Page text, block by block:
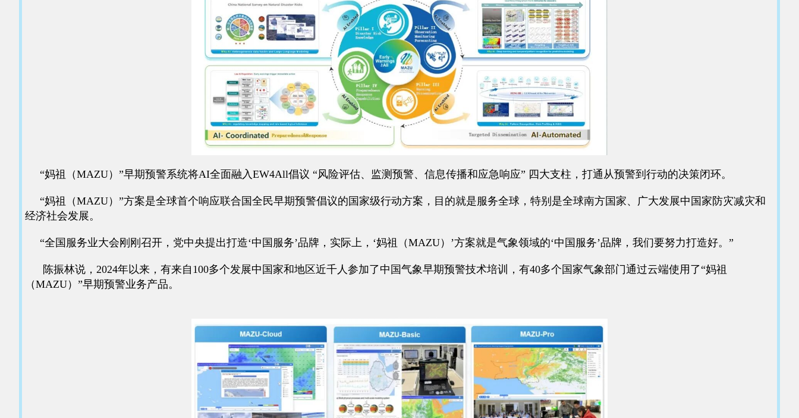
“妈祖（MAZU）”早期预警系统将AI全面融入EW4All倡议 “风险评估、监测预警、信息传播和应急响应” 四大支柱，打通从预警到行动的决策闭环。
“妈祖（MAZU）”方案是全球首个响应联合国全民早期预警倡议的国家级行动方案，目的就是服务全球，特别是全球南方国家、广大发展中国家防灾减灾和
经济社会发展。
“全国服务业大会刚刚召开，党中央提出打造‘中国服务’品牌，实际上，‘妈祖（MAZU）’方案就是气象领域的‘中国服务’品牌，我们要努力打造好。”
陈振林说，2024年以来，有来自100多个发展中国家和地区近千人参加了中国气象早期预警技术培训，有40多个国家气象部门通过云端使用了“妈祖
（MAZU）”早期预警业务产品。